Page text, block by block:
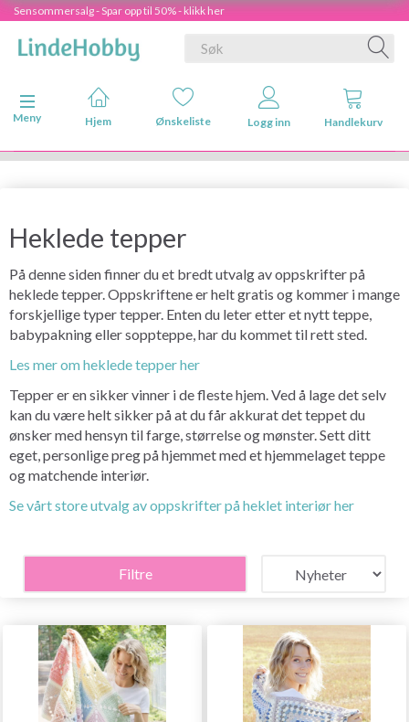
Sensommersalg - Spar opp til 50% - klikk her
Veksle navigasjon
Meny
Hjem Ønskeliste Logg inn Handlekurv
Heklede tepper
På denne siden finner du et bredt utvalg av oppskrifter på
heklede tepper. Oppskriftene er helt gratis og kommer i mange
forskjellige typer tepper. Enten du leter etter et nytt teppe,
babypakning eller soppteppe, har du kommet til rett sted.
Les mer om heklede tepper her
Tepper er en sikker vinner i de fleste hjem. Ved å lage det selv
kan du være helt sikker på at du får akkurat det teppet du
ønsker med hensyn til farge, størrelse og mønster. Sett ditt
eget, personlige preg på hjemmet med et hjemmelaget teppe
og matchende interiør.
Se vårt store utvalg av oppskrifter på heklet interiør her
Filtre